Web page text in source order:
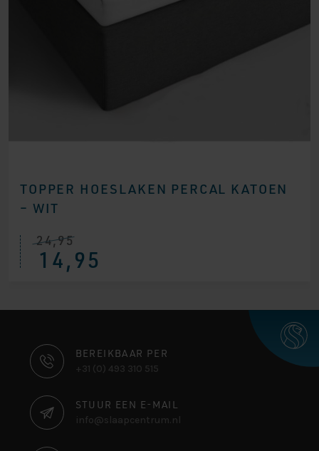
TOPPER HOESLAKEN PERCAL KATOEN
– WIT
24,95
14,95
CONTACT
INFORMATIE
BEREIKBAAR PER
+31 (0) 493 310 515
STUUR EEN E-MAIL
info@slaapcentrum.nl